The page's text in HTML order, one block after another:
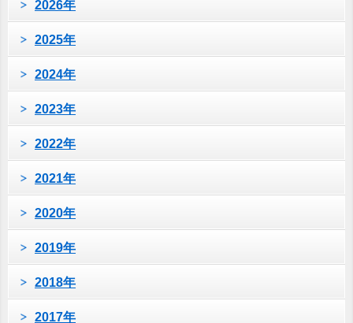
2026年
2025年
2024年
2023年
2022年
2021年
2020年
2019年
2018年
2017年